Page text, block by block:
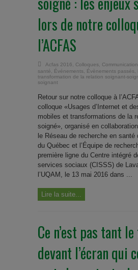
lors de notre
l’ACFAS
Acfas 2016 Colloques
santé
Événements Évènements passés
transformation de la relation soignant-
soignant
Retour sur notre colloque à
colloque «Usages d’Internet et
mobiles et transformations de la
soigné», organisé en
le Réseau de recherche en santé
du Québec et l’Équipe de
première ligne du Centre intégré
services sociaux (CISSS) de
l’UQAM, le 13 mai 2016 dans ...
Lire la suite...
Ce n’est pas tant
devant l’écran qui